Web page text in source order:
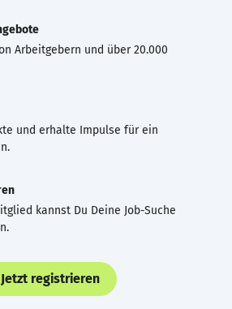
Arbeitgebern und über 20.000
und erhalte Impulse für ein
kannst Du Deine Job-Suche
Jetzt registrieren